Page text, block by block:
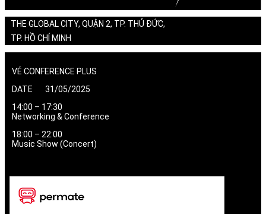
THE GLOBAL CITY, QUẬN 2, TP. THỦ ĐỨC,
TP. HỒ CHÍ MINH
VÉ CONFERENCE PLUS
DATE 31/05/2025
14:00 – 17:30
Networking & Conference
18:00 – 22:00
Music Show (Concert)